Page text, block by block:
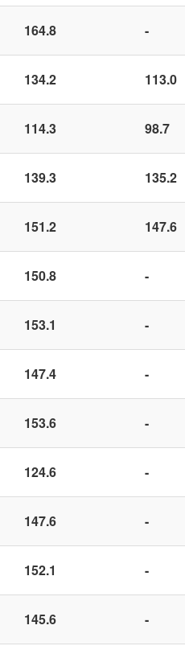
164.8 -
134.2 113.0
114.3 98.7
139.3 135.2
151.2 147.6
150.8 -
153.1 -
147.4 -
153.6 -
124.6 -
147.6 -
152.1 -
145.6 -